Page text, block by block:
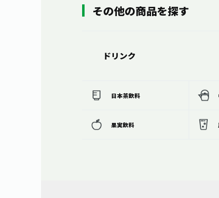
その他の商品を探す
ドリンク
日本茶飲料
果実飲料